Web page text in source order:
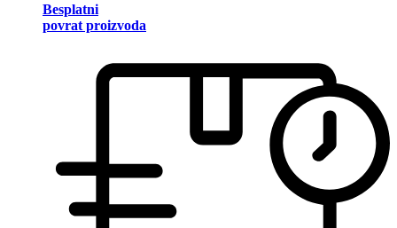
Besplatni
povrat proizvoda